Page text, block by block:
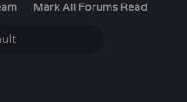
Mark All Forums Read